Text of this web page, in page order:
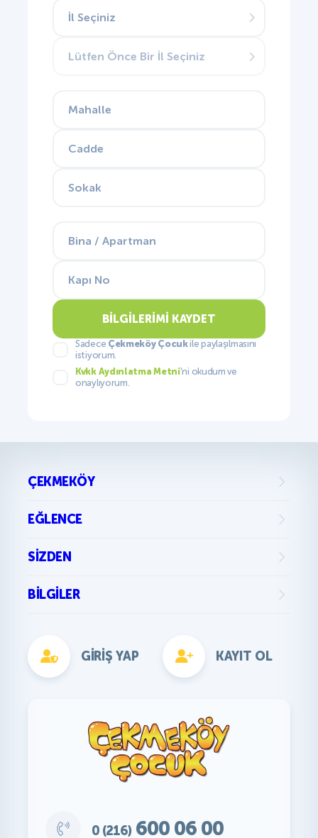
Sadece Çekmeköy Çocukile paylaşılmasını
istiyorum.
Kvkk Aydınlatma Metni'ni okudum ve
onaylıyorum.
BILGILERIMI KAYDET
ÇEKMEKÖY
EĞLENCE
SIZDEN
BILGILER
GIRIŞ YAP KAYIT OL
0 (216) 600 06 00